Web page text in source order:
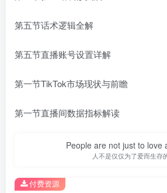
第五节话术逻辑全解
第五节直播账号设置详解
第一节TikTok市场现状与前瞻
第一节直播间数据指标解读
People are not just to love
人不是仅仅为了爱而生存
付费资源